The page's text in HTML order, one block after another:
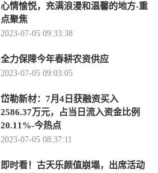
心情愉悦，充满浪漫和温馨的地方-重
点聚焦
2023-07-05 09:33:38
全力保障今年春耕农资供应
2023-07-05 09:03:05
岱勒新材：7月4日获融资买入
2586.37万元，占当日流入资金比例
20.11%-今热点
2023-07-05 08:37:11
即时看！古天乐颜值崩塌，出席活动